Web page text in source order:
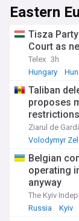
Eastern
Tisza
Court as
Telex 3h
Hungary
Taliban
proposes
Ziarul de
Volodymyr
Belgian
operating
anyway
The Kyiv
Russia
Kyiv